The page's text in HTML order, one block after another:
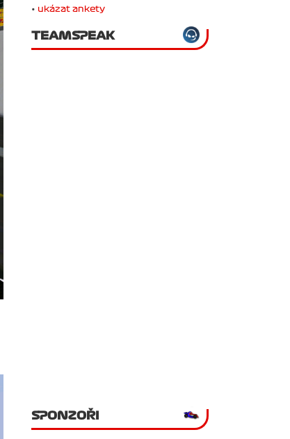
• ukázat ankety
TEAMSPEAK
SPONZOŘI